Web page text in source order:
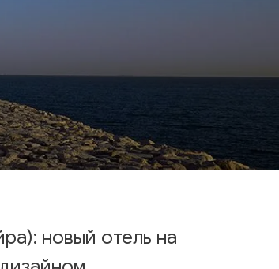
новый отель на